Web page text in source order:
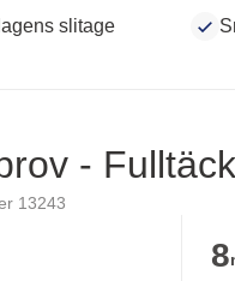
slitage
-
13243
8